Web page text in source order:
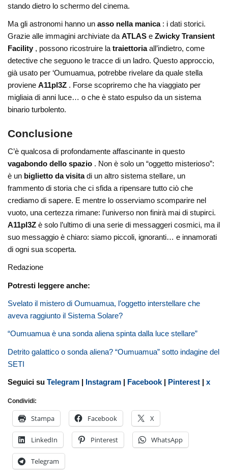
stando dietro lo schermo del cinema.
Ma gli astronomi hanno unasso nella manica: i dati storici.
Grazie alle immagini archiviate daATLAS eZwicky Transient
Facility , possono ricostruire latraiettoriaall’indietro, come
detective che seguono le tracce di un ladro. Questo approccio,
già usato per ‘Oumuamua, potrebbe rivelare da quale stella
provieneA11pl3Z . Forse scopriremo che ha viaggiato per
migliaia di anni luce… o che è stato espulso da un sistema
binario turbolento.
Conclusione
C’è qualcosa di profondamente affascinante in questo
vagabondo dello spazio . Non è solo un “oggetto misterioso”:
è un biglietto da visitadi un altro sistema stellare, un
frammento di storia che ci sfida a ripensare tutto ciò che
crediamo di sapere. E mentre lo osserviamo scomparire nel
vuoto, una certezza rimane: l’universo non finirà mai di stupirci.
A11pl3Z è solo l’ultimo di una serie di messaggeri cosmici, ma il
suo messaggio è chiaro: siamo piccoli, ignoranti… e innamorati
di ogni sua scoperta.
Redazione
Potresti leggere anche:
Svelato il mistero di Oumuamua, l’oggetto interstellare che
aveva raggiunto il Sistema Solare?
“Oumuamua è una sonda aliena spinta dalla luce stellare”
Detrito galattico o sonda aliena? “Oumuamua” sotto indagine del
SETI
Seguici suTelegram | Instagram | Facebook | Pinterest |x
Condividi:
Stampa Facebook X
LinkedIn Pinterest WhatsApp
Telegram